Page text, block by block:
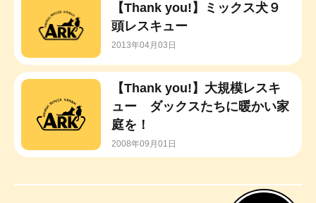
【Thank you!】ミックス犬９
頭レスキュー
2013年04月03日
【Thank you!】大規模レスキ
ュー ダックスたちに暖かい家
庭を！
2008年09月01日